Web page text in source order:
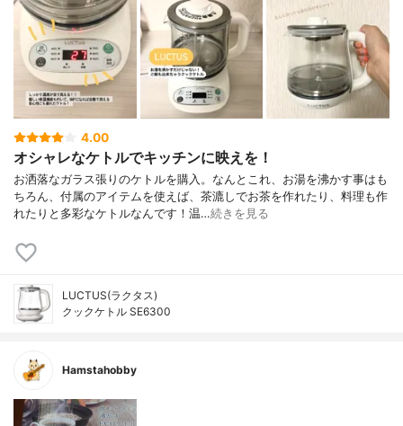
4.00
オシャレなケトルでキッチンに映えを！
お洒落なガラス張りのケトルを購入。なんとこれ、お湯を沸かす事はも
ちろん、付属のアイテムを使えば、茶漉しでお茶を作れたり、料理も作
れたりと多彩なケトルなんです！温…続きを見る
LUCTUS(ラクタス)
クックケトル SE6300
Hamstahobby